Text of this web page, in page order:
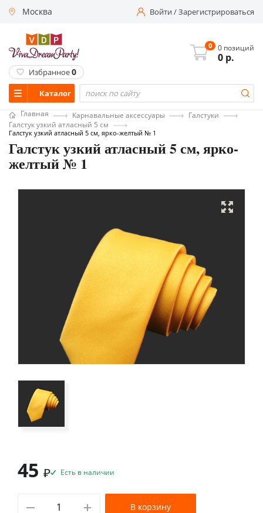
Москва Войти/Зарегистрироваться
Каталог
0 0 позиций
0 р.
Избранное0
Главная Карнавальные аксессуары
Галстуки
Галстук узкий атласный 5 см
Галстук узкий атласный 5 см, ярко-желтый № 1
Галстук узкий атласный 5 см, ярко-
желтый № 1
45 ₽ Есть в наличии
В корзину